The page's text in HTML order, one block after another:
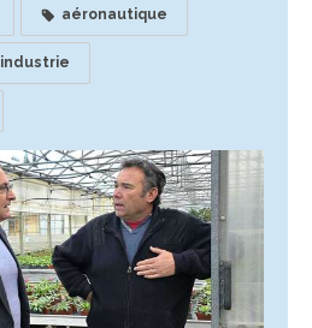
aéronautique
industrie